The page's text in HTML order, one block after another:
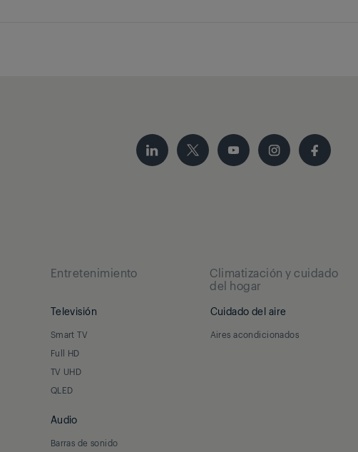
Entretenimiento
Televisión
Smart TV
Full HD
TV UHD
QLED
Audio
Barras de sonido
Climatización y cuidado
del hogar
Cuidado del aire
Aires acondicionados